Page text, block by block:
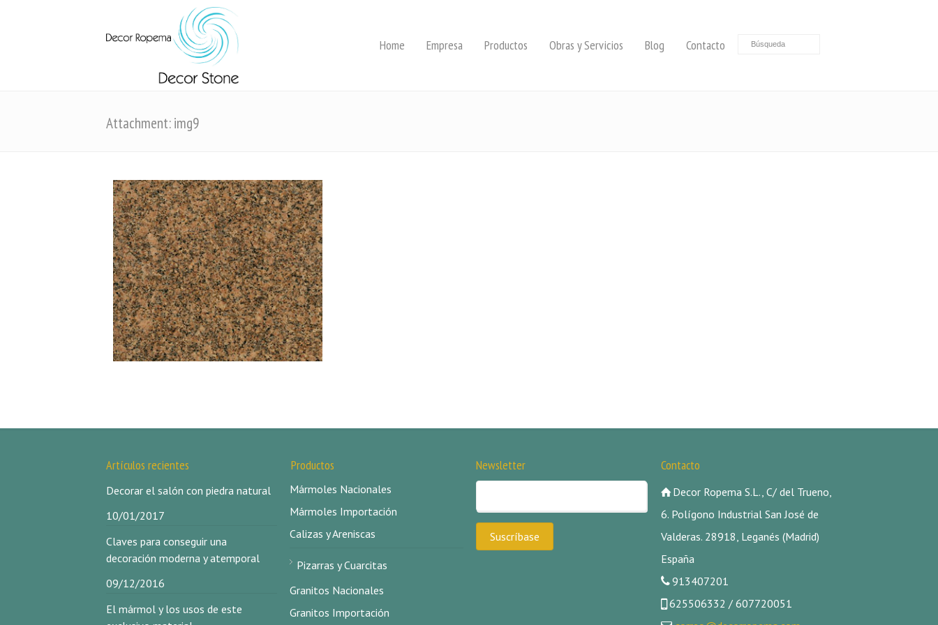
Home Empresa Productos Obras y Servicios Blog Contacto
Attachment: img9
Artículos recientes
Decorar el salón con piedra natural
10/01/2017
Claves para conseguir una
decoración moderna y atemporal
09/12/2016
El mármol y los usos de este
Productos
Mármoles Nacionales
Mármoles Importación
Calizas y Areniscas
Pizarras y Cuarcitas
Granitos Nacionales
Granitos Importación
Newsletter Contacto
Decor Ropema S.L., C/ del Trueno,
6. Polígono Industrial San José de
Valderas. 28918, Leganés (Madrid)
España
913407201
625506332 / 607720051